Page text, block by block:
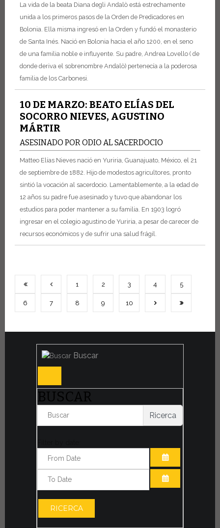
La vida de la beata Diana degli Andalò está estrechamente
unida a los primeros pasos de la Orden de Predicadores en
Bolonia. Ella misma ingresó en la Orden y fundó el monasterio
de Santa Inés. Nació en Bolonia hacia el año 1200, en el seno
de una familia noble e influyente. Su padre, Andrea Lovello ( de
donde deriva el sobrenombre Andalò) pertenecía a la poderosa
familia de los Carbonesi.
10 DE MARZO: BEATO ELÍAS DEL
SOCORRO NIEVES, AGUSTINO
MÁRTIR
ASESINADO POR ODIO AL SACERDOCIO
Matteo Elías Nieves nació en Yuriria, Guanajuato, México, el 21
de septiembre de 1882. Hijo de modestos agricultores, pronto
sintió la vocación al sacerdocio. Lamentablemente, a la edad de
12 años su padre fue asesinado y tuvo que abandonar los
estudios para poder mantener a su familia. En 1903 logró
ingresar en el colegio agustino de Yuriria, a pesar de carecer de
recursos económicos y de sufrir una salud frágil.
1 2 3 4 5
6 7 8 9 10
Buscar
BUSCAR
Ricerca
ABRIR EL
RICERCA